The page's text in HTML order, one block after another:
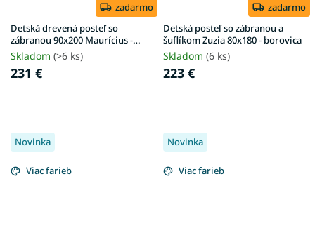
zadarmo
Detská drevená posteľ so
zábranou 90x200 Maurícius -
borovica
Skladom (>6 ks)
231 €
zadarmo
Detská posteľ so zábranou a
šuflíkom Zuzia 80x180 - borovica
Skladom (6 ks)
223 €
Novinka
Viac farieb
Novinka
Viac farieb